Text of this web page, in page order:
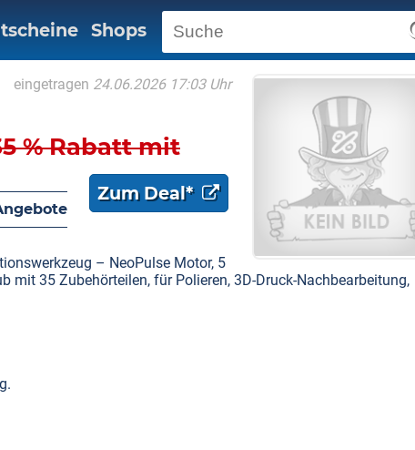
Shops
eingetragen 24.06.2026 17:03 Uhr
% Rabatt mit
Zum Deal*
– NeoPulse Motor, 5
mit 35 Zubehörteilen, für Polieren, 3D-Druck-Nachbearbeitung,